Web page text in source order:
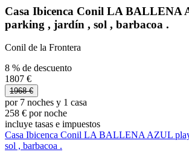
Casa Ibicenca Conil LA BALLENA
parking , jardín , sol , barbacoa .
Conil de la Frontera
8 % de descuento
1807 €
1968 €
por 7 noches y 1 casa
258 € por noche
incluye tasas e impuestos
Casa Ibicenca Conil LA BALLENA AZUL
sol , barbacoa .